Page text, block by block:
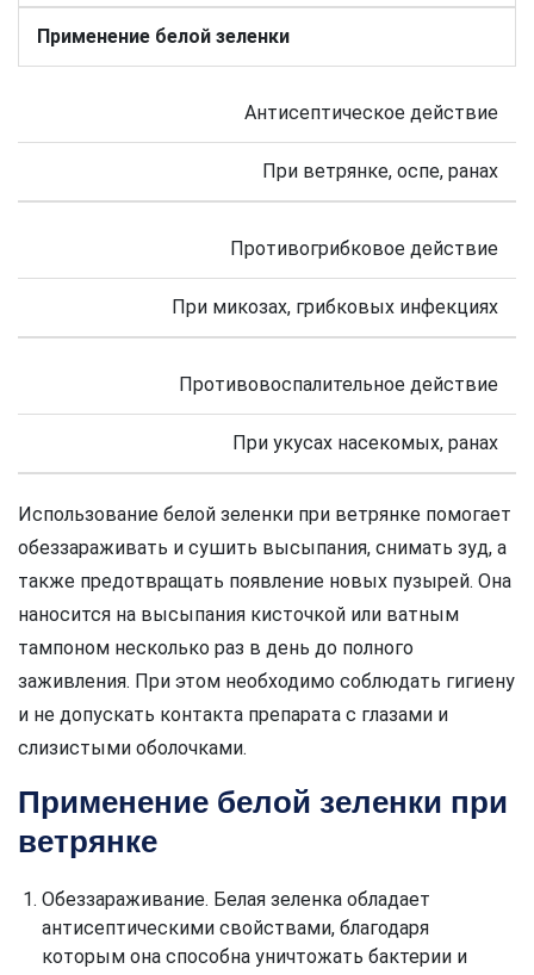
Применение белой зеленки
Антисептическое действие
При ветрянке, оспе, ранах
Противогрибковое действие
При микозах, грибковых инфекциях
Противовоспалительное действие
При укусах насекомых, ранах
Использование белой зеленки при ветрянке помогает
обеззараживать и сушить высыпания, снимать зуд, а
также предотвращать появление новых пузырей. Она
наносится на высыпания кисточкой или ватным
тампоном несколько раз в день до полного
заживления. При этом необходимо соблюдать гигиену
и не допускать контакта препарата с глазами и
слизистыми оболочками.
Применение белой зеленки при
ветрянке
Обеззараживание. Белая зеленка обладает
антисептическими свойствами, благодаря
которым она способна уничтожать бактерии и